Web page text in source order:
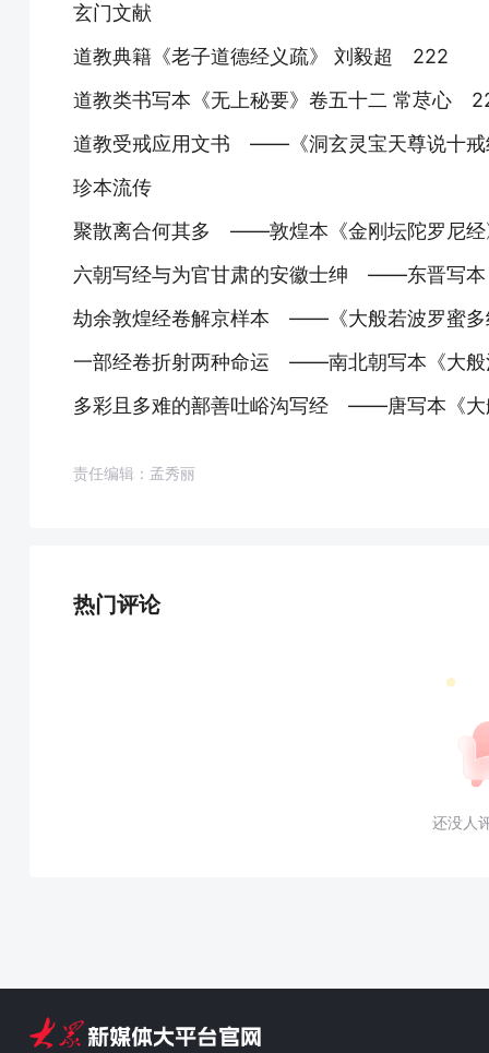
玄门文献
道教典籍《老子道德经义疏》 刘毅超 222
道教类书写本《无上秘要》卷五十二 常荩心
道教受戒应用文书 ——《洞玄灵宝天尊说十
珍本流传
聚散离合何其多 ——敦煌本《金刚坛陀罗尼
六朝写经与为官甘肃的安徽士绅 ——东晋写
劫余敦煌经卷解京样本 ——《大般若波罗蜜
一部经卷折射两种命运 ——南北朝写本《大
多彩且多难的鄯善吐峪沟写经 ——唐写本《
责任编辑：孟秀丽
热门评论
还没人